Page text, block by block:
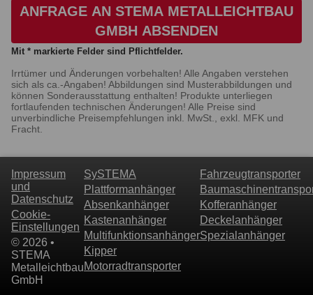
ANFRAGE AN STEMA METALLEICHTBAU
GMBH ABSENDEN
Mit * markierte Felder sind Pflichtfelder.
Irrtümer und Änderungen vorbehalten! Alle Angaben verstehen
sich als ca.-Angaben! Abbildungen sind Musterabbildungen und
können Sonderausstattung enthalten! Produkte unterliegen
fortlaufenden technischen Änderungen! Alle Preise sind
unverbindliche Preisempfehlungen inkl. MwSt., exkl. MFK und
Fracht.
Impressum
und
Datenschutz
Cookie-
Einstellungen
© 2026 •
STEMA
Metalleichtbau
GmbH
SySTEMA
Plattformanhänger
Absenkanhänger
Kastenanhänger
Multifunktionsanhänger
Kipper
Motorradtransporter
Fahrzeugtransporter
Kofferanhänger
Deckelanhänger
Spezialanhänger